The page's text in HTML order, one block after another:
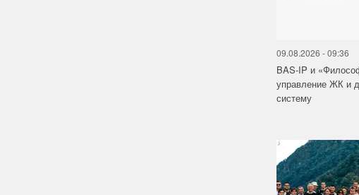
09.08.2026 - 09:36
BAS-IP и
управление ЖК и
систему